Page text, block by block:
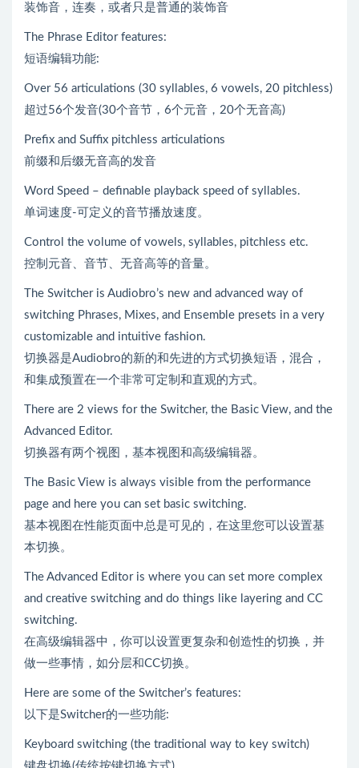
装饰音，连奏，或者只是普通的装饰音
The Phrase Editor features:
短语编辑功能:
Over 56 articulations (30 syllables, 6 vowels, 20 pitchless)
超过56个发音(30个音节，6个元音，20个无音高)
Prefix and Suffix pitchless articulations
前缀和后缀无音高的发音
Word Speed – definable playback speed of syllables.
单词速度-可定义的音节播放速度。
Control the volume of vowels, syllables, pitchless etc.
控制元音、音节、无音高等的音量。
The Switcher is Audiobro’s new and advanced way of
switching Phrases, Mixes, and Ensemble presets in a very
customizable and intuitive fashion.
切换器是Audiobro的新的和先进的方式切换短语，混合，
和集成预置在一个非常可定制和直观的方式。
There are 2 views for the Switcher, the Basic View, and the
Advanced Editor.
切换器有两个视图，基本视图和高级编辑器。
The Basic View is always visible from the performance
page and here you can set basic switching.
基本视图在性能页面中总是可见的，在这里您可以设置基
本切换。
The Advanced Editor is where you can set more complex
and creative switching and do things like layering and CC
switching.
在高级编辑器中，你可以设置更复杂和创造性的切换，并
做一些事情，如分层和CC切换。
Here are some of the Switcher’s features:
以下是Switcher的一些功能:
Keyboard switching (the traditional way to key switch)